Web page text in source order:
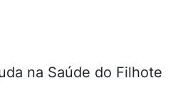
na Saúde do Filhote